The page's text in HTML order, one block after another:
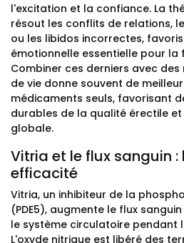
l'excitation et la confiance. La
résout les conflits de relations,
ou les libidos incorrectes,
émotionnelle essentielle pour la
Combiner ces derniers avec
de vie donne souvent de
médicaments seuls, favorisant
durables de la qualité érectile
globale.
Vitria et le flux sanguin :
efficacité
Vitria, un inhibiteur de la
(PDE5), augmente le flux
le système circulatoire pendant
L'oxyde nitrique est libéré des